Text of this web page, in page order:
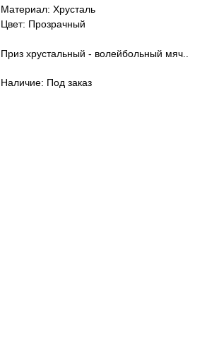
Материал: Хрусталь
Цвет: Прозрачный
Приз хрустальный - волейбольный мяч..
Наличие: Под заказ